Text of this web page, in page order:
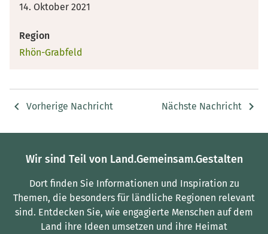
14. Oktober 2021
Region
Rhön-Grabfeld
Vorherige Nachricht Nächste Nachricht
Wir sind Teil von Land.Gemeinsam.Gestalten
Dort finden Sie Informationen und Inspiration zu
Themen, die besonders für ländliche Regionen relevant
sind. Entdecken Sie, wie engagierte Menschen auf dem
Land ihre Ideen umsetzen und ihre Heimat